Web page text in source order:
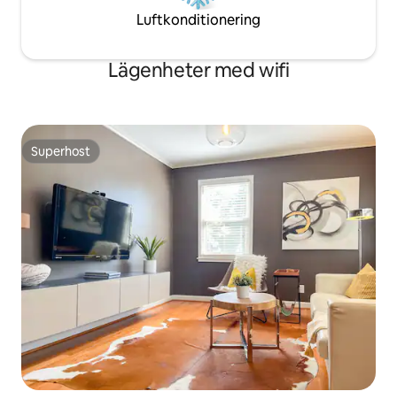
Luftkonditionering
Lägenheter med wifi
Superhost
Superhost